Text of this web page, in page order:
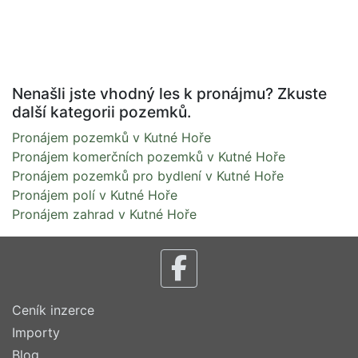
Nenašli jste vhodný les k pronájmu? Zkuste
další kategorii pozemků.
Pronájem pozemků v Kutné Hoře
Pronájem komerčních pozemků v Kutné Hoře
Pronájem pozemků pro bydlení v Kutné Hoře
Pronájem polí v Kutné Hoře
Pronájem zahrad v Kutné Hoře
Ceník inzerce
Importy
Blog